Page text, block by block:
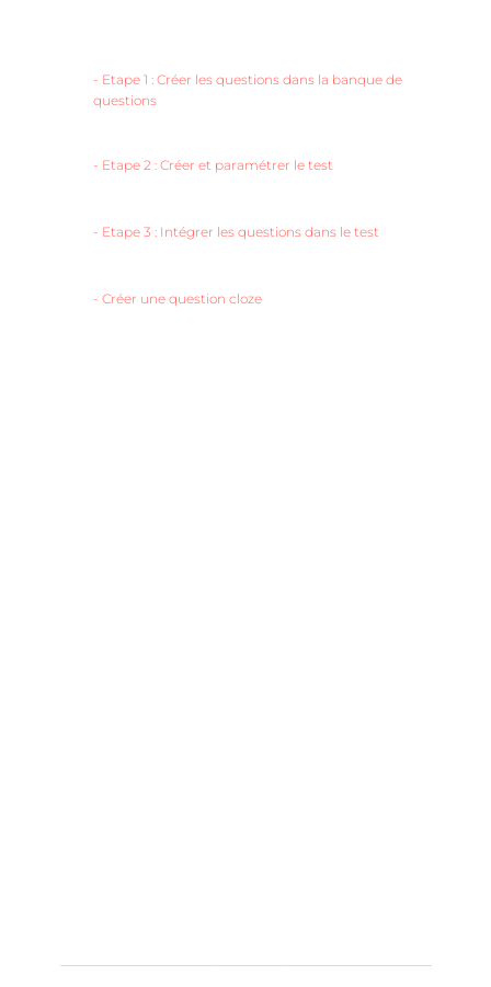
- Etape 1 : Créer les questions dans la banque de
questions
- Etape 2 : Créer et paramétrer le test
- Etape 3 : Intégrer les questions dans le test
- Créer une question cloze